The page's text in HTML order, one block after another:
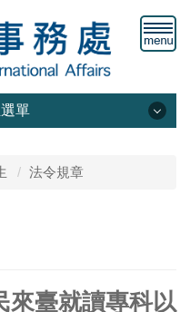
單
法令規章
來臺就讀專科以